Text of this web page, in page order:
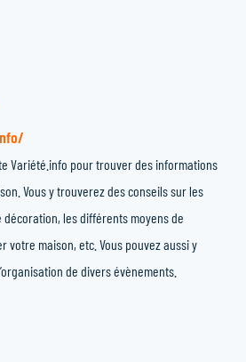
Variété.info pour trouver des informations
Vous y trouverez des conseils sur les
les différents moyens de
votre maison, etc. Vous pouvez aussi y
de divers évènements.